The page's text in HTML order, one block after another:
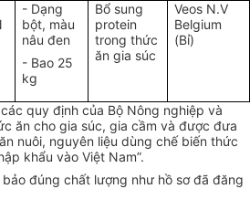
- Dạng
bột, màu
nâu đen
- Bao 25
kg
Bổ sung
protein
trong thức
ăn gia súc
Veos N.V
Belgium
(Bỉ)
quy định của Bộ Nông nghiệp và
ăn cho gia súc, gia cầm và được đưa
nuôi, nguyên liệu dùng chế biến thức
khẩu vào Việt Nam”.
đúng chất lượng như hồ sơ đã đăng